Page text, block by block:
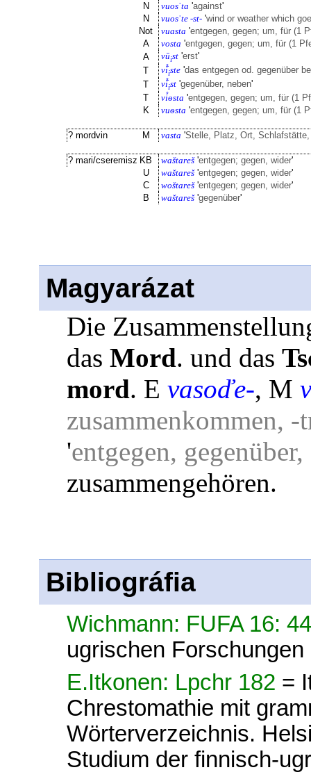
N
vuosˈta 'against'
N
vuosˈte -st- 'wind or weather which
Not
vuasta 'entgegen, gegen; um, für (1
A
vosta 'entgegen, gegen; um, für (1
A
vūist 'erst'
T
vi̊̄iste 'das entgegen od. gegenüber
T
vi̊̄ist 'gegenüber, neben'
T
vi̊ѳsta 'entgegen, gegen; um, für (1
K
vuѳsta 'entgegen, gegen; um, für (1
? mordvin M vasta 'Stelle, Platz, Ort,
? mari/cseremisz KB waštareš'entgegen; gegen, wider'
U
waštareš'entgegen; gegen, wider'
C
woštareš'entgegen; gegen, wider'
B
waštareš'gegenüber'
Magyarázat
Die
das Mord. und das
mord. E vasoďe-, M
zusammenkommen, -
'entgegen,
zusammengehören.
Bibliográfia
Wichmann: FUFA 16:
ugrischen
E.Itkonen: Lpchr 182 =
Chrestomathie mit
Wörterverzeichnis.
Studium der finnisch-